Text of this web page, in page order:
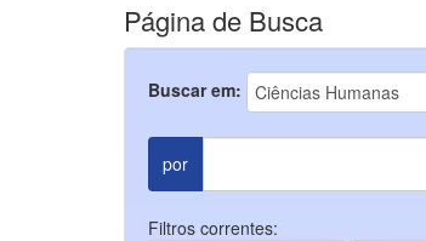
Página de Busca
Buscar em:
por
Filtros correntes: